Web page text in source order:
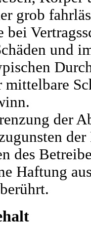
grob
bei
und
der
des
Haftung